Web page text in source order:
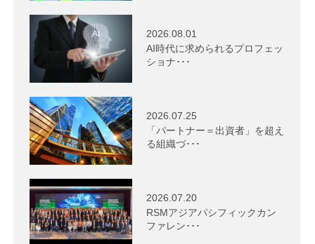
2026.08.01
AI時代に求められるプロフェッ
ショナ･･･
2026.07.25
「パートナー＝出資者」を超え
る組織づ･･･
2026.07.20
RSMアジアパシフィックカン
ファレン･･･